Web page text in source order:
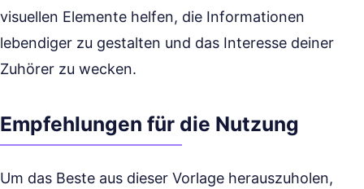
visuellen Elemente helfen, die Informationen
lebendiger zu gestalten und das Interesse deiner
Zuhörer zu wecken.
Empfehlungen für die Nutzung
Um das Beste aus dieser Vorlage herauszuholen,